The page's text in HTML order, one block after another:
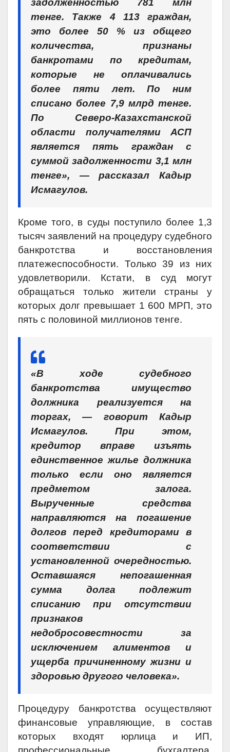
задолженностью 781 млн
тенге. Также 4 113 граждан,
это более 50 % из общего
количества, признаны
банкротами по кредитам,
которые не оплачивались
более пяти лет. По ним
списано более 7,9 млрд тенге.
По Северо-Казахстанской
области получателями АСП
является пять граждан с
суммой задолженности 3,1 млн
тенге», — рассказал Кадыр
Исмагулов.
Кроме того, в суды поступило более 1,3
тысяч заявлений на процедуру судебного
банкротства и восстановления
платежеспособности. Только 39 из них
удовлетворили. Кстати, в суд могут
обращаться только жители страны у
которых долг превышает 1 600 МРП, это
пять с половиной миллионов тенге.
«В ходе судебного
банкротства имущество
должника реализуется на
торгах, — говорит Кадыр
Исмагулов. При этом,
кредитор вправе изъять
единственное жилье должника
только если оно является
предметом залога.
Вырученные средства
направляются на погашение
долгов перед кредиторами в
соответствии с
установленной очередностью.
Оставшаяся непогашенная
сумма долга подлежит
списанию при отсутствии
признаков
недобросовестности за
исключением алиментов и
ущерба причиненному жизни и
здоровью другого человека».
Процедуру банкротства осуществляют
финансовые управляющие, в состав
которых входят юрлица и ИП,